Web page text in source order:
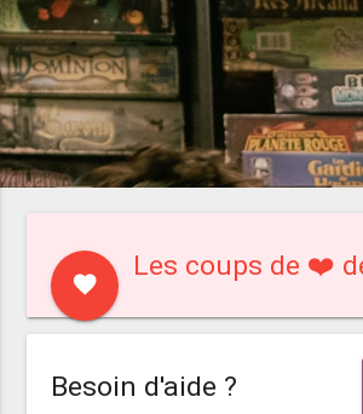
favorite
Les coups de ❤️
Besoin d'aide ?